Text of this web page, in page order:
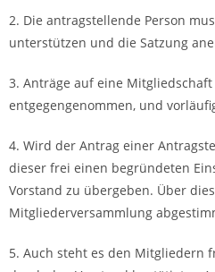
2. Die antragstellende Person
unterstützen und die Satzung
3. Anträge auf eine
entgegengenommen, und
4. Wird der Antrag einer
dieser frei einen begründeten
Vorstand zu übergeben. Über
Mitgliederversammlung
5. Auch steht es den Mitgliedern